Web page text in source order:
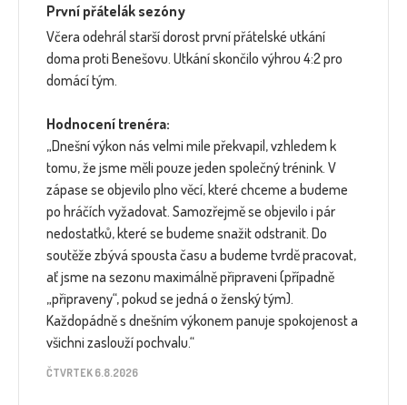
První přátelák sezóny
Včera odehrál starší dorost první přátelské utkání
doma proti Benešovu. Utkání skončilo výhrou 4:2 pro
domácí tým.
Hodnocení trenéra:
„Dnešní výkon nás velmi mile překvapil, vzhledem k
tomu, že jsme měli pouze jeden společný trénink. V
zápase se objevilo plno věcí, které chceme a budeme
po hráčích vyžadovat. Samozřejmě se objevilo i pár
nedostatků, které se budeme snažit odstranit. Do
soutěže zbývá spousta času a budeme tvrdě pracovat,
ať jsme na sezonu maximálně připraveni (případně
„připraveny“, pokud se jedná o ženský tým).
Každopádně s dnešním výkonem panuje spokojenost a
všichni zaslouží pochvalu.“
ČTVRTEK 6.8.2026